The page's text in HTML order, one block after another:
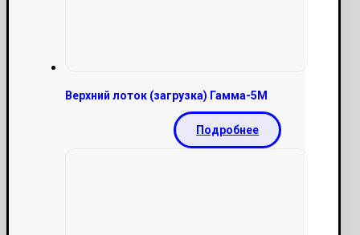
Верхний лоток (загрузка) Гамма-5М
Подробнее